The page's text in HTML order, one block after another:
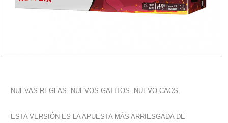
NUEVAS REGLAS. NUEVOS GATITOS. NUEVO CAOS.
ESTA VERSIÓN ES LA APUESTA MÁS ARRIESGADA DE